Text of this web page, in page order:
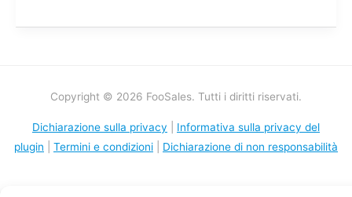
Copyright © 2026 FooSales. Tutti i diritti riservati.
Dichiarazione sulla privacy
Informativa sulla privacy del
plugin
Termini e condizioni Dichiarazione di non responsabilità